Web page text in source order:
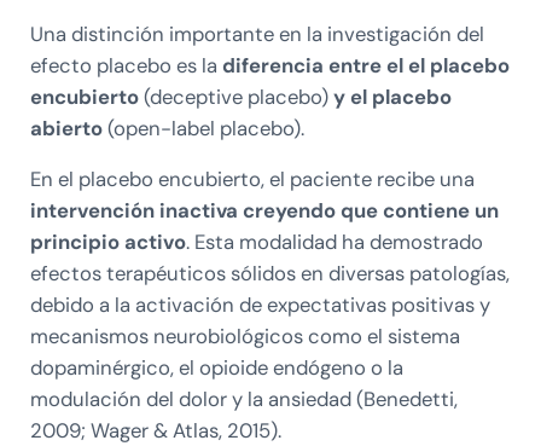
Una distinción importante en la investigación del
efecto placebo es la diferencia entre el el placebo
encubierto(deceptive placebo)y el placebo
abierto(open-label placebo).
En el placebo encubierto, el paciente recibe una
intervención inactiva creyendo que contiene un
principio activo. Esta modalidad ha demostrado
efectos terapéuticos sólidos en diversas patologías,
debido a la activación de expectativas positivas y
mecanismos neurobiológicos como el sistema
dopaminérgico, el opioide endógeno o la
modulación del dolor y la ansiedad (Benedetti,
2009; Wager & Atlas, 2015).